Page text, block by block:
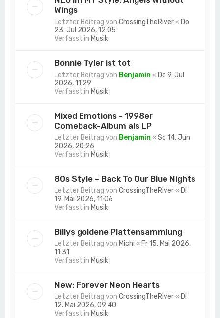
Wings
Letzter Beitrag vonCrossingTheRiver« Do
23. Jul 2026, 12:05
Verfasst in Musik
Bonnie Tyler ist tot
Letzter Beitrag von Benjamin « Do 9. Jul
2026, 11:29
Verfasst in Musik
Mixed Emotions - 1998er
Comeback-Album als LP
Letzter Beitrag von Benjamin «So 14. Jun
2026, 20:26
Verfasst in Musik
80s Style – Back To Our Blue Nights
Letzter Beitrag vonCrossingTheRiver« Di
19. Mai 2026, 11:06
Verfasst in Musik
Billys goldene Plattensammlung
Letzter Beitrag von Michi « Fr 15. Mai 2026,
11:31
Verfasst in Musik
New: Forever Neon Hearts
Letzter Beitrag vonCrossingTheRiver« Di
12. Mai 2026, 09:40
Verfasst in Musik